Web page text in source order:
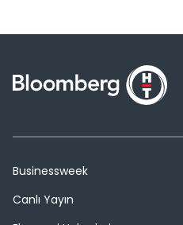
Businessweek
Canlı Yayın